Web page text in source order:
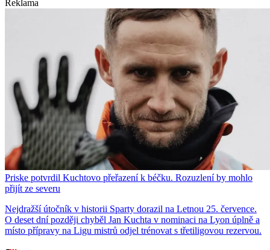
Reklama
Priske potvrdil Kuchtovo přeřazení k béčku. Rozuzlení by mohlo
přijít ze severu
Nejdražší útočník v historii Sparty dorazil na Letnou 25. července.
O deset dní později chyběl Jan Kuchta v nominaci na Lyon úplně a
místo přípravy na Ligu mistrů odjel trénovat s třetiligovou rezervou.